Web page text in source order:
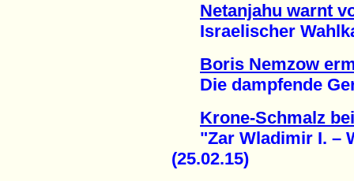
Netanjahu warnt
Israelischer
Boris Nemzow
Die dampfende
Krone-Schmalz
"Zar Wladimir I. –
(25.02.15)